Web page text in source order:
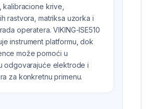
krive,
rastvora, matriksa uzorka i
operatera. VIKING-ISE510
instrument platformu, dok
može pomoći u
odgovarajuće elektrode i
za konkretnu primenu.